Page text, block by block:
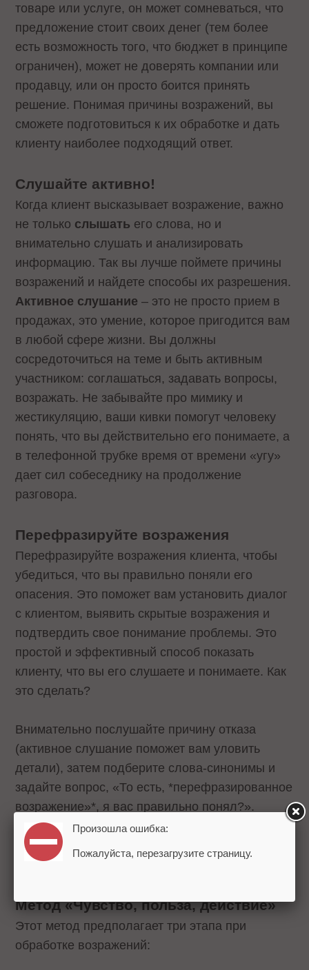
товаре или услуге, он может сомневаться, что
предложение стоит своих денег (тем более
есть возможность того, что бюджет в принципе
ограничен), может не доверять компании или
продавцу, или он просто боится принять
решение. Понимая причины возражений, вы
сможете подготовиться к их обработке и дать
клиенту наиболее подходящий ответ.
Слушайте активно!
Когда клиент высказывает возражение, важно
не только слышать его слова, но и
внимательно слушать и анализировать
информацию. Так вы лучше поймете причины
возражений и найдете способы их разрешения.
Активное слушание – это не просто прием в
продажах, это умение, которое пригодится вам
в любой сфере жизни. Вы должны
сосредоточиться на теме и быть активным
участником: соглашаться, задавать вопросы,
возражать. Не забывайте про мимику и
жестикуляцию, ваши кивки помогут человеку
понять, что вы действительно его понимаете, а
в телефонной трубке время от времени «угу»
дает сил собеседнику на продолжение
разговора.
Перефразируйте возражения
Перефразируйте возражения клиента, чтобы
убедиться, что вы правильно поняли его
опасения. Это поможет вам установить диалог
с клиентом, выявить скрытые возражения и
подтвердить свое понимание проблемы. Это
простой и эффективный способ показать
клиенту, что вы его слушаете и понимаете. Как
это сделать?
Внимательно послушайте причину отказа
(активное слушание поможет вам уловить
детали), затем подберите слова-синонимы и
задайте вопрос, «То есть, *перефразированное
возражение»*, я вас правильно понял?».
Обязательно закончите предложение
вопросом, чтобы вы смогли разрешить
ситуацию в свою пользу.
Метод «Чувство, польза, действие»
Этот метод предполагает три этапа при
обработке возражений:
Произошла ошибка:
Пожалуйста, перезагрузите страницу.